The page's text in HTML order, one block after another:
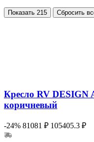
Показать 215 Сбросить
Кресло RV DESIGN
коричневый
-24% 81081 ₽ 105405.3 ₽